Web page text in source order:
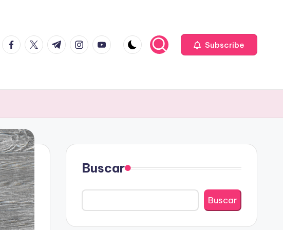
facebook.com
twitter.com
t.me instagram.com
youtube.com Subscribe
Buscar
Buscar